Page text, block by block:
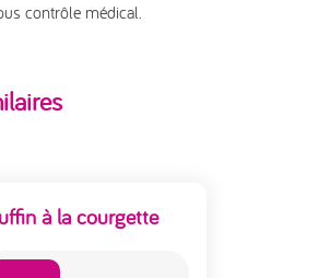
contrôle médical.
à la courgette